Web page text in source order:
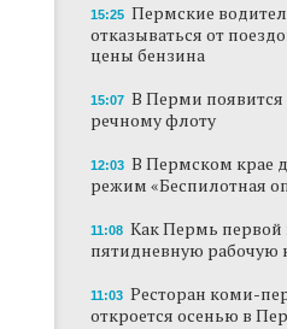
15:25 Пермские
отказываться от
цены бензина
15:07 В Перми
речному флоту
12:03 В Пермском крае
режим «Беспилотная
11:08 Как Пермь первой
пятидневную рабочую
11:03 Ресторан коми-
откроется осенью в